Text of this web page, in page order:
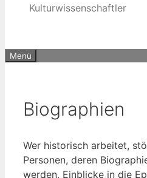
Kulturwissenschaftler
Menü
Biographien
Wer his­to­risch arbei­tet,
Per­so­nen, deren
wer­den, Ein­bli­cke in die